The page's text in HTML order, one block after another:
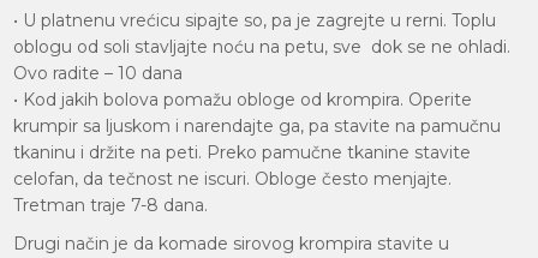
• U platnenu vrećicu sipajte so, pa je zagrejte u rerni. Toplu
oblogu od soli stavljajte noću na petu, sve dok se ne ohladi.
Ovo radite – 10 dana
• Kod jakih bolova pomažu obloge od krompira. Operite
krumpir sa ljuskom i narendajte ga, pa stavite na pamučnu
tkaninu i držite na peti. Preko pamučne tkanine stavite
celofan, da tečnost ne iscuri. Obloge često menjajte.
Tretman traje 7-8 dana.
Drugi način je da komade sirovog krompira stavite u